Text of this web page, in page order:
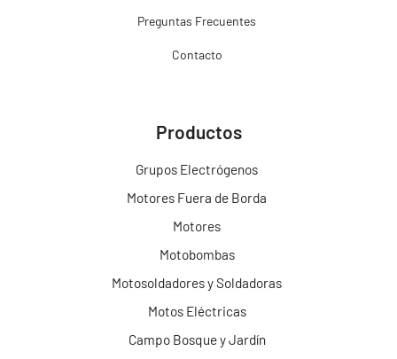
Preguntas Frecuentes
Contacto
Productos
Grupos Electrógenos
Motores Fuera de Borda
Motores
Motobombas
Motosoldadores y Soldadoras
Motos Eléctricas
Campo Bosque y Jardín